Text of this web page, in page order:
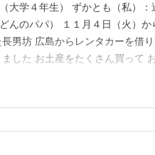
大学４年生） ずかとも（私）：
んのパパ） １１月４日（火）か
男坊 広島からレンタカーを借
した お土産をたくさん買って
かり 急いで食べなければ！！ （
？）…